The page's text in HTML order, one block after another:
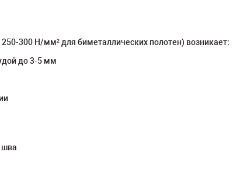
300 Н/мм² для биметаллических полотен) возникает:
до 3-5 мм
шва